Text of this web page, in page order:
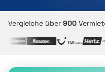
Vergleiche über 900